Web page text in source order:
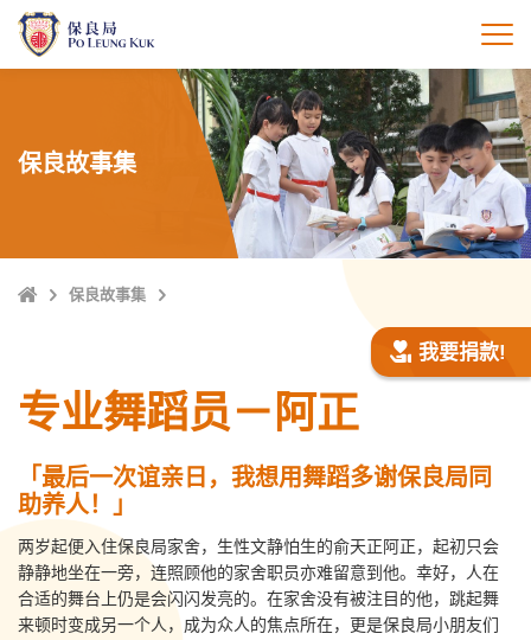
打
保良故事集
Home保良故事集
我要捐款!
专业舞蹈员－阿正
「最后一次谊亲日，我想用舞蹈多谢保良局同
助养人！」
两岁起便入住保良局家舍，生性文静怕生的俞天正阿正，起初只会
静静地坐在一旁，连照顾他的家舍职员亦难留意到他。幸好，人在
合适的舞台上仍是会闪闪发亮的。在家舍没有被注目的他，跳起舞
来顿时变成另一个人，成为众人的焦点所在，更是保良局小朋友们